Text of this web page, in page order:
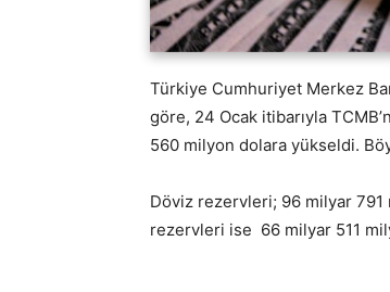
Türkiye Cumhuriyet Merkez
göre, 24 Ocak itibarıyla
560 milyon dolara yükseldi.
Döviz rezervleri; 96 milyar
rezervleri ise 66 milyar 511